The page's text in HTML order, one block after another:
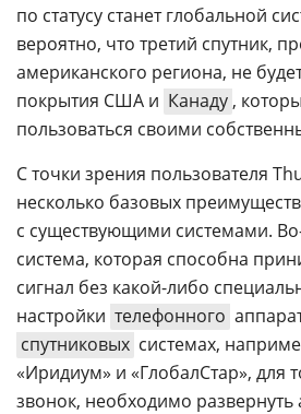
по статусу станет глобальной
вероятно, что третий спутник,
американского региона, не
покрытия США и Канаду ,
пользоваться своими
С точки зрения пользователя
несколько базовых
с существующими системами.
система, которая способна
сигнал без какой-либо
настройки телефонного
спутниковых системах,
«Иридиум» и «ГлобалСтар», для
звонок, необходимо развернуть